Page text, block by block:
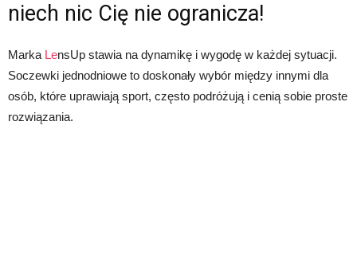
niech nic Cię nie ogranicza!
Marka LensUp stawia na dynamikę i wygodę w każdej sytuacji.
Soczewki jednodniowe to doskonały wybór między innymi dla
osób, które uprawiają sport, często podróżują i cenią sobie proste
rozwiązania.